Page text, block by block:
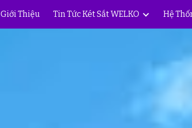
Skip to navigation
Giới Thiệu Tin Tức Két Sắt WELKO Hệ